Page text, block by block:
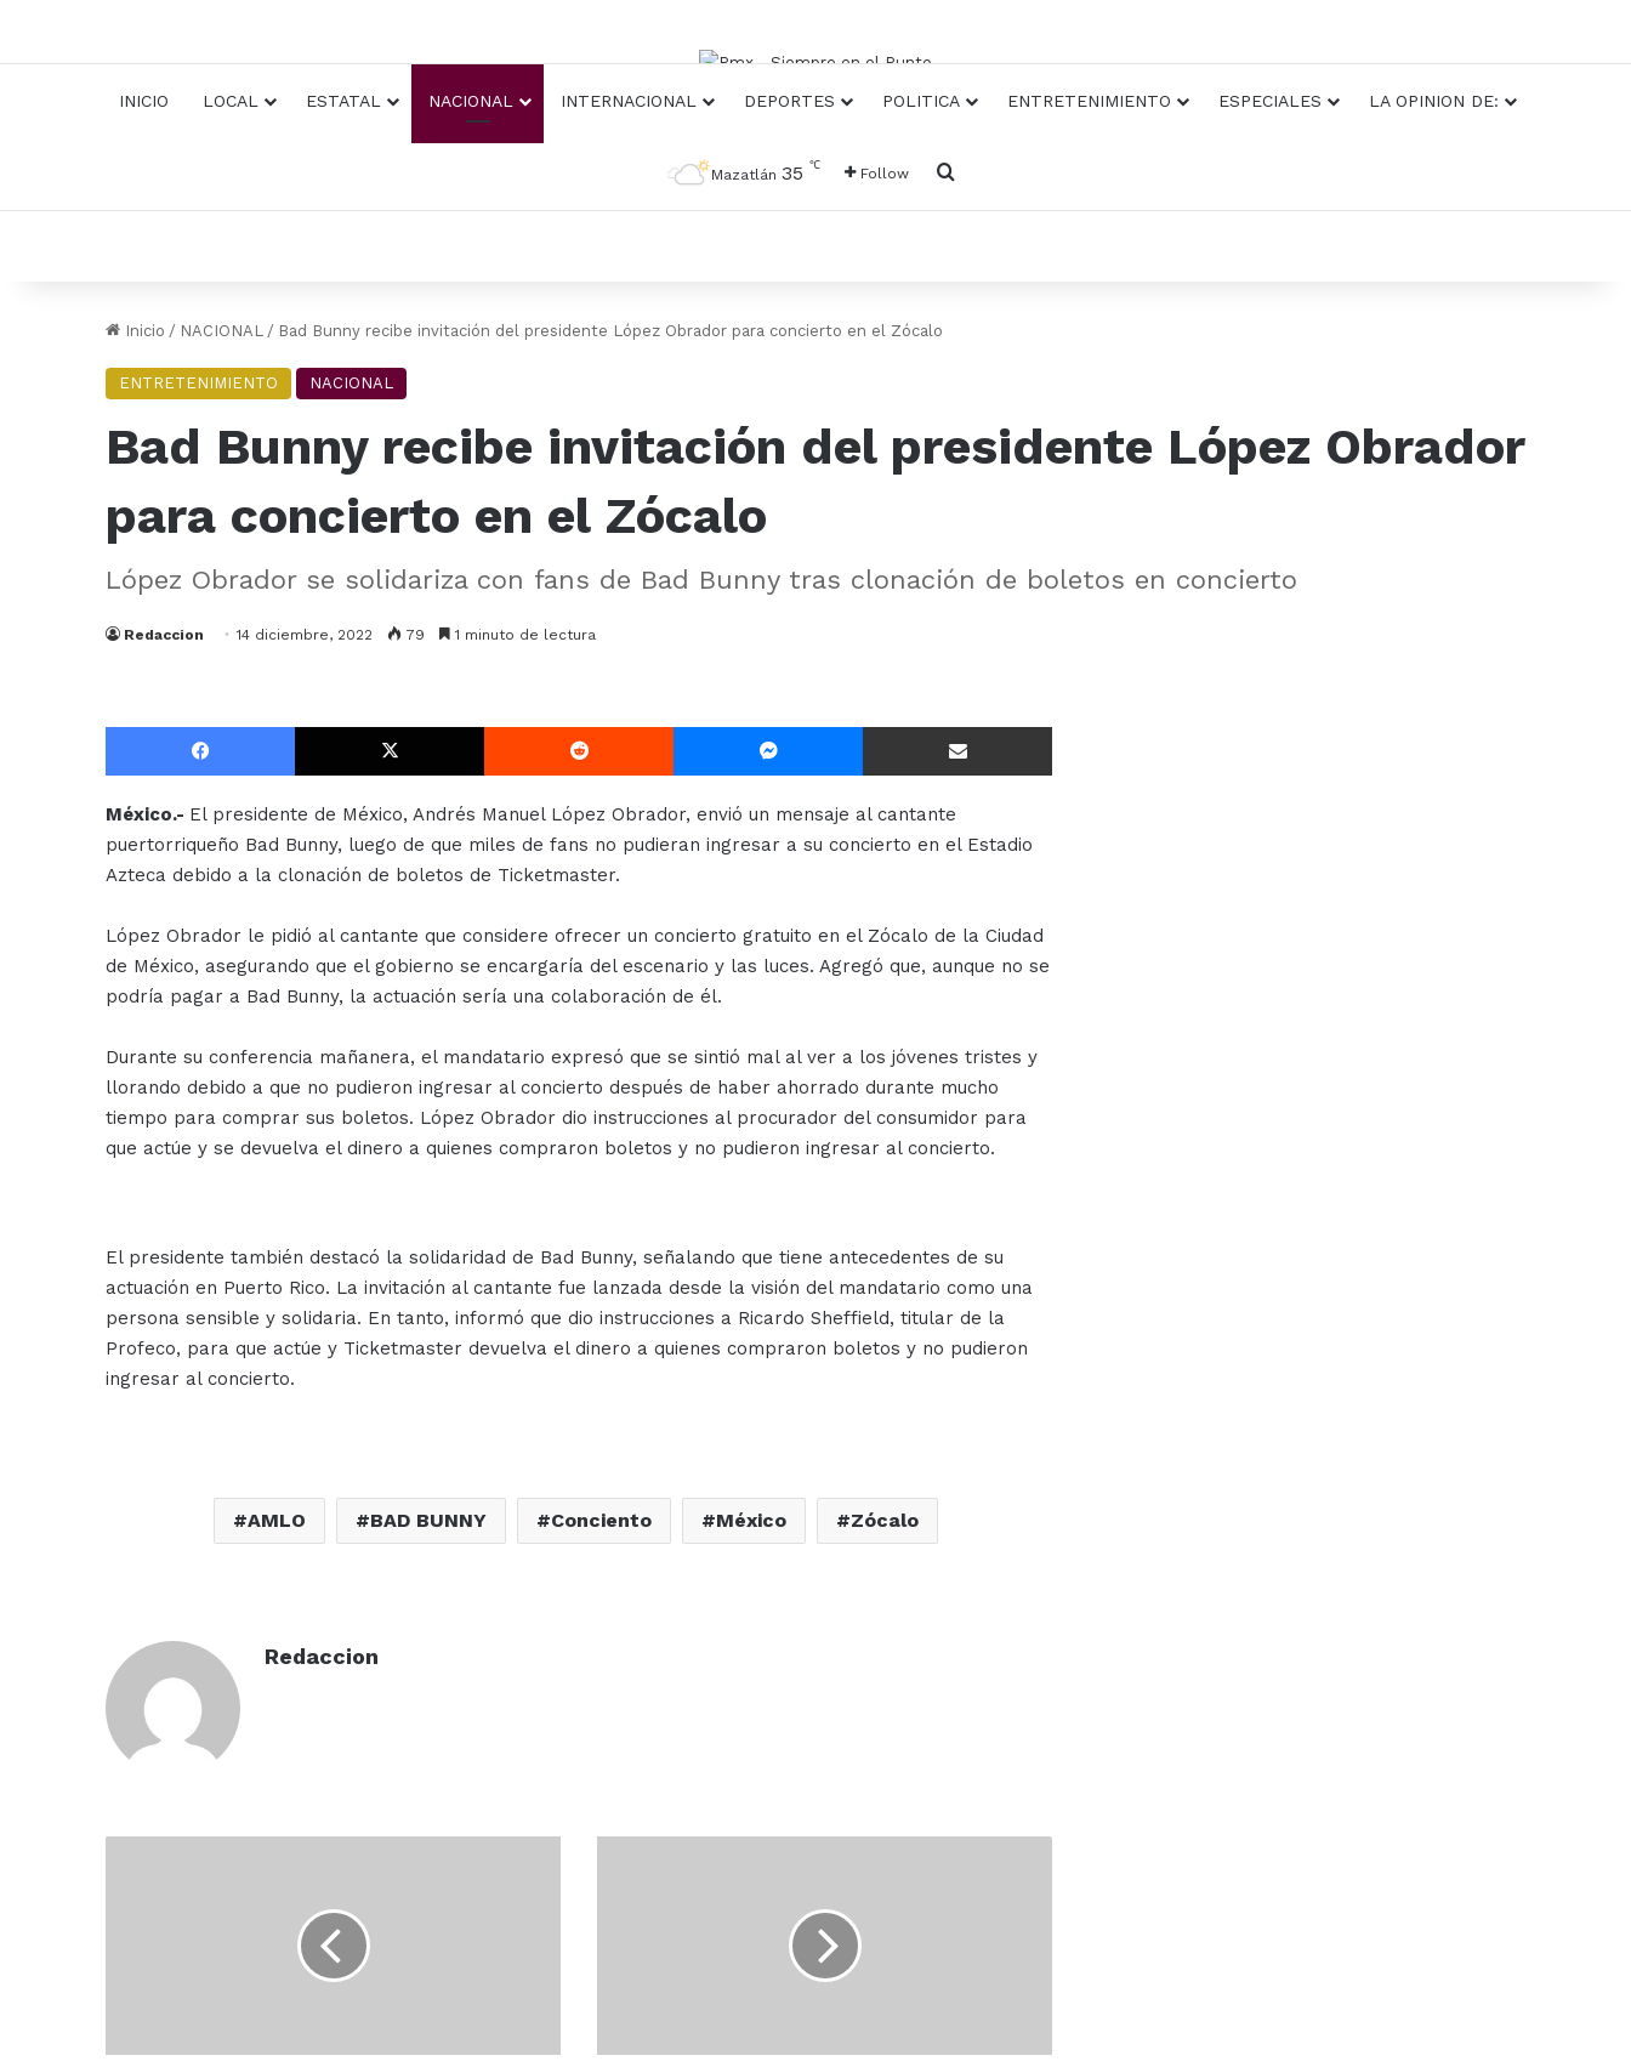
INICIO LOCAL ESTATAL NACIONAL INTERNACIONAL DEPORTES POLITICA ENTRETENIMIENTO ESPECIALES LA OPINION DE:
Mazatlán 35 ℃ Follow Busqueda
Inicio / NACIONAL / Bad Bunny recibe invitación del presidente López Obrador para concierto en el Zócalo
ENTRETENIMIENTO NACIONAL
Bad Bunny recibe invitación del presidente López Obrador
para concierto en el Zócalo
López Obrador se solidariza con fans de Bad Bunny tras clonación de boletos en concierto
Redaccion 14 diciembre, 2022 79 1 minuto de lectura
Facebook X Reddit Messenger Compartir Via E-mail
México.- El presidente de México, Andrés Manuel López Obrador, envió un mensaje al cantante
puertorriqueño Bad Bunny, luego de que miles de fans no pudieran ingresar a su concierto en el Estadio
Azteca debido a la clonación de boletos de Ticketmaster.
López Obrador le pidió al cantante que considere ofrecer un concierto gratuito en el Zócalo de la Ciudad
de México, asegurando que el gobierno se encargaría del escenario y las luces. Agregó que, aunque no se
podría pagar a Bad Bunny, la actuación sería una colaboración de él.
Durante su conferencia mañanera, el mandatario expresó que se sintió mal al ver a los jóvenes tristes y
llorando debido a que no pudieron ingresar al concierto después de haber ahorrado durante mucho
tiempo para comprar sus boletos. López Obrador dio instrucciones al procurador del consumidor para
que actúe y se devuelva el dinero a quienes compraron boletos y no pudieron ingresar al concierto.
El presidente también destacó la solidaridad de Bad Bunny, señalando que tiene antecedentes de su
actuación en Puerto Rico. La invitación al cantante fue lanzada desde la visión del mandatario como una
persona sensible y solidaria. En tanto, informó que dio instrucciones a Ricardo Sheffield, titular de la
Profeco, para que actúe y Ticketmaster devuelva el dinero a quienes compraron boletos y no pudieron
ingresar al concierto.
AMLO BAD BUNNY Conciento México Zócalo
Redaccion
de
homenaje